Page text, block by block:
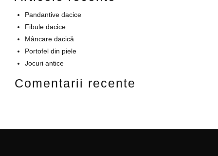
Pandantive dacice
Fibule dacice
Mâncare dacică
Portofel din piele
Jocuri antice
Comentarii recente